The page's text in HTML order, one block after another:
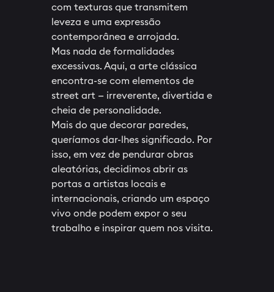
com texturas que transmitem
leveza e uma expressão
contemporânea e arrojada.
Mas nada de formalidades
excessivas. Aqui, a arte clássica
encontra-se com elementos de
street art — irreverente, divertida e
cheia de personalidade.
Mais do que decorar paredes,
queríamos dar-lhes significado. Por
isso, em vez de pendurar obras
aleatórias, decidimos abrir as
portas a artistas locais e
internacionais, criando um espaço
vivo onde podem expor o seu
trabalho e inspirar quem nos visita.